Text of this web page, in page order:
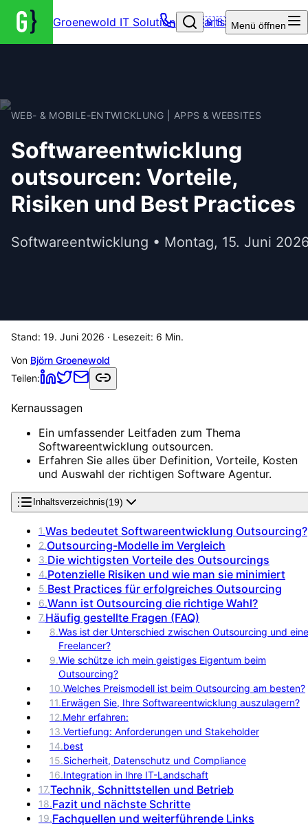
Groenewold IT Solutions – Startseite
🇬🇧 Menü öffnen
WEB- & MOBILE-ENTWICKLUNG | APPS & WEBSITES
Softwareentwicklung
outsourcen: Vorteile,
Risiken und Best Practices
Softwareentwicklung • Montag, 15. Juni
Stand: 19. Juni 2026 · Lesezeit: 6 Min.
Von Björn Groenewold
Teilen:
Kernaussagen
Ein umfassender Leitfaden zum Thema
Softwareentwicklung outsourcen.
Erfahren Sie alles über Definition, Vorteile, Kosten
und Auswahl der richtigen Software Agentur.
Inhaltsverzeichnis(19)
1.Was bedeutet Softwareentwicklung Outsourcing?
2.Outsourcing-Modelle im Vergleich
3.Die wichtigsten Vorteile des Outsourcings
4.Potenzielle Risiken und wie man sie minimiert
5.Best Practices für erfolgreiches Outsourcing
6.Wann ist Outsourcing die richtige Wahl?
7.Häufig gestellte Fragen (FAQ)
8.Was ist der Unterschied zwischen Outsourcing und
Freelancer?
9.Wie schütze ich mein geistiges Eigentum beim
Outsourcing?
10.Welches Preismodell ist beim Outsourcing am besten?
11.Erwägen Sie, Ihre Softwareentwicklung auszulagern?
12.Mehr erfahren:
13.Vertiefung: Anforderungen und Stakeholder
14.best
15.Sicherheit, Datenschutz und Compliance
16.Integration in Ihre IT-Landschaft
17.Technik, Schnittstellen und Betrieb
18.Fazit und nächste Schritte
19.Fachquellen und weiterführende Links